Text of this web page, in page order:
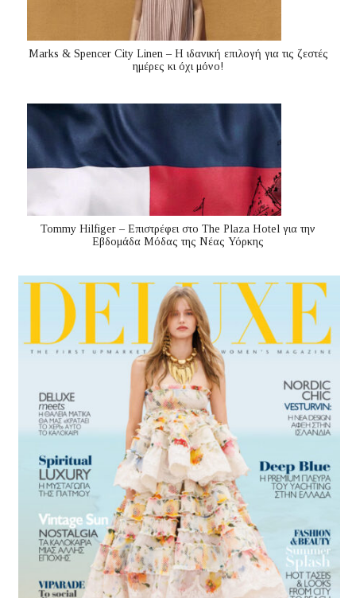
Marks & Spencer City Linen – Η ιδανική επιλογή για τις ζεστές
ημέρες κι όχι μόνο!
Tommy Hilfiger – Επιστρέφει στο The Plaza Hotel για την
Εβδομάδα Μόδας της Νέας Υόρκης